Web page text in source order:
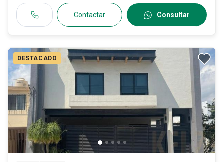
Contactar Consultar
DESTACADO